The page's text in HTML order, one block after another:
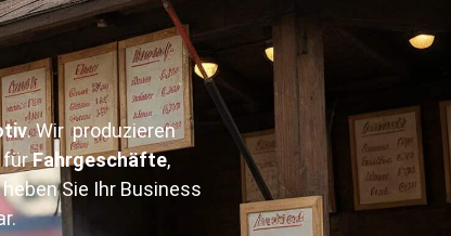
. Wir produzieren
fürFahrgeschäfte,
heben Sie Ihr Business